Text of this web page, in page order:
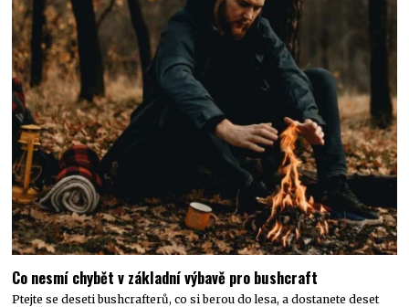
Co nesmí chybět v základní výbavě pro bushcraft
Ptejte se deseti bushcrafterů, co si berou do lesa, a dostanete deset